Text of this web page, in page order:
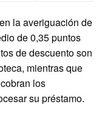
la averiguación de
de 0,35 puntos
de descuento son
mientras que
los
su préstamo.